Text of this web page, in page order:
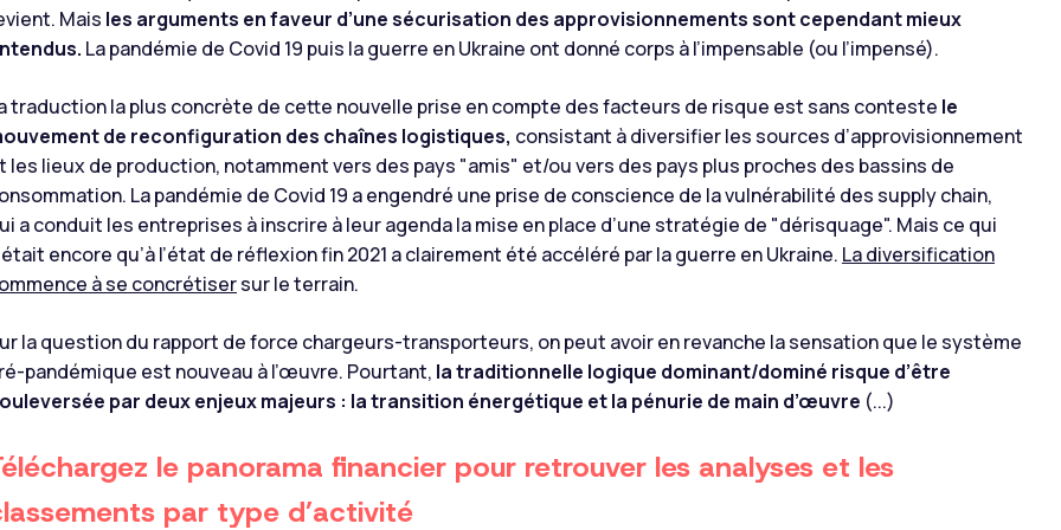
Mais les arguments en faveur d’une sécurisation des approvisionnements sont cependant mieux
La pandémie de Covid 19 puis la guerre en Ukraine ont donné corps à l’impensable (ou l’impensé).
traduction la plus concrète de cette nouvelle prise en compte des facteurs de risque est sans conteste le
de reconfiguration des chaînes logistiques, consistant à diversifier les sources d’approvisionnement
les lieux de production, notamment vers des pays "amis" et/ou vers des pays plus proches des bassins de
La pandémie de Covid 19 a engendré une prise de conscience de la vulnérabilité des supply chain,
a conduit les entreprises à inscrire à leur agenda la mise en place d’une stratégie de "dérisquage". Mais ce qui
encore qu’à l’état de réflexion fin 2021 a clairement été accéléré par la guerre en Ukraine. La diversification
à se concrétisersur le terrain.
la question du rapport de force chargeurs-transporteurs, on peut avoir en revanche la sensation que le système
pandémique est nouveau à l’œuvre. Pourtant, la traditionnelle logique dominant/dominé risque d’être
par deux enjeux majeurs : la transition énergétique et la pénurie de main d’œuvre (...)
le panorama financier pour retrouver les analyses et les
par type d’activité